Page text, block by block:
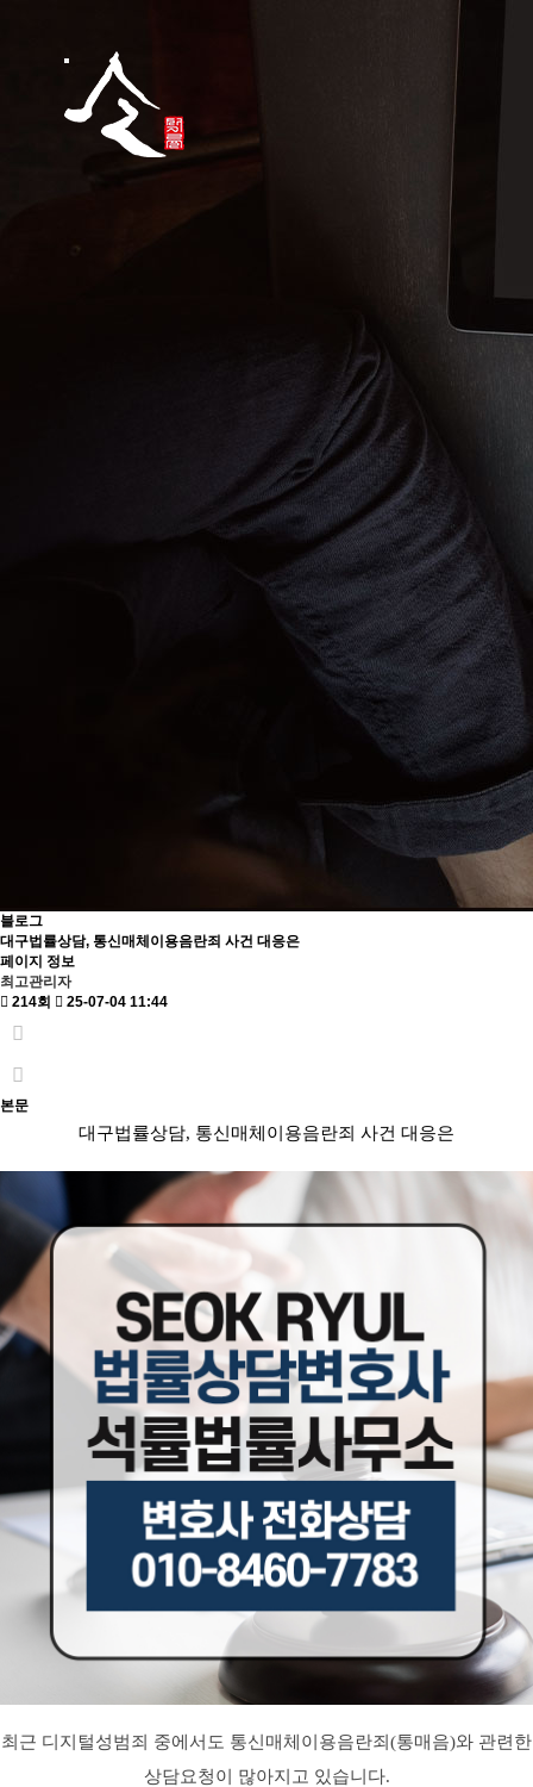
블로그
대구법률상담, 통신매체이용음란죄 사건 대응은
페이지 정보
최고관리자
214회
25-07-04 11:44
본문
대구법률상담, 통신매체이용음란죄 사건 대응은
최근 디지털성범죄 중에서도 통신매체이용음란죄(통매음)와 관련한
상담요청이 많아지고 있습니다.